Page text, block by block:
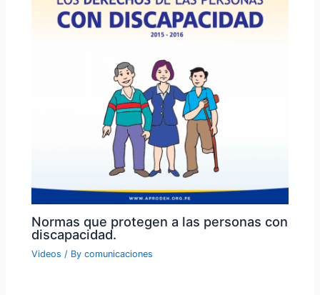
Normas que protegen a las personas con
discapacidad.
Videos / Bycomunicaciones